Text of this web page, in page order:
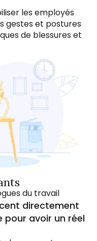
les employés
gestes et postures
de blessures et
du travail
directement
pour avoir un réel